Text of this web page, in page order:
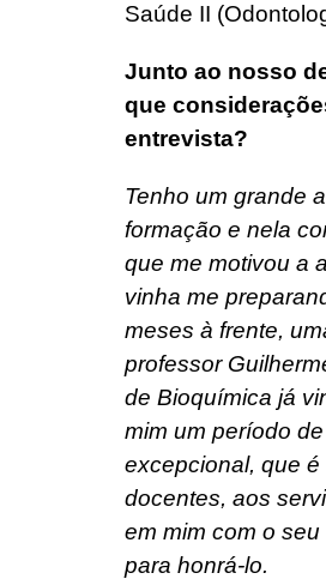
Saúde II
Junto ao nosso
que
entrevista?
Tenho um grande
formação e nela
que me motivou a
vinha me
meses à frente,
professor
de Bioquímica já
mim um período
excepcional, que
docentes, aos
em mim com o
para honrá-lo.